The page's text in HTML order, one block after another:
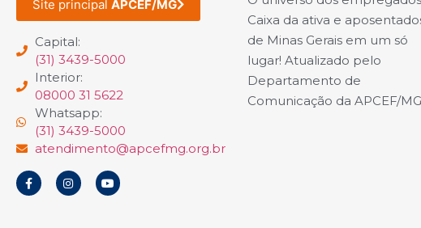
Site principal APCEF/MG
Capital:
(31) 3439-5000
Interior:
08000 31 5622
Whatsapp:
(31) 3439-5000
atendimento@apcefmg.org.br
Caixa da ativa e
de Minas Gerais em um só
lugar! Atualizado pelo
Departamento de
Comunicação da APCEF/